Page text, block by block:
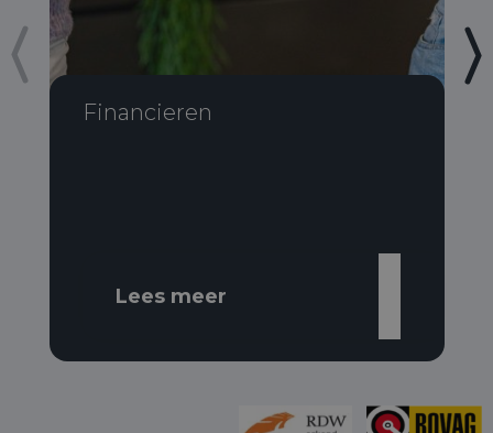
Financieren
Lees meer